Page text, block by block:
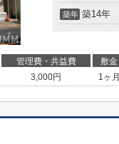
築年 築14年
管理費・共益費 敷金
3,000円 1ヶ月